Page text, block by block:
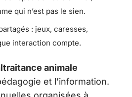
qui n’est pas le sien.
: jeux, caresses,
interaction compte.
animale
et l’information.